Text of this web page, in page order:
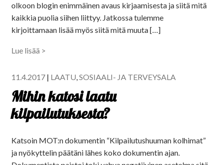
olkoon blogin enimmäinen avaus kirjaamisesta ja siitä mitä
kaikkia puolia siihen liittyy. Jatkossa tulemme
kirjoittamaan lisää myös siitä mitä muuta […]
Lue lisää >
11.4.2017 | LAATU,SOSIAALI- JA TERVEYSALA
Mihin katosi laatu
kilpailutuksesta?
Katsoin MOT:n dokumentin “Kilpailutushuuman kolhimat”
ja nyökyttelin päätäni lähes koko dokumentin ajan.